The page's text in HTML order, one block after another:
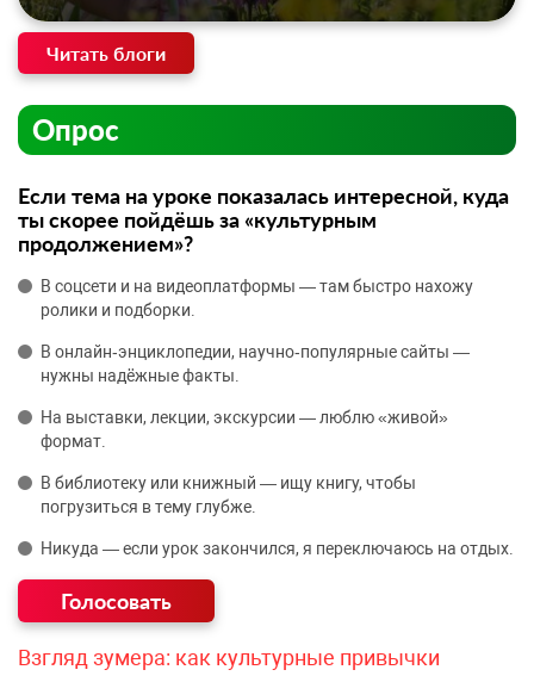
Читать блоги
Опрос
Если тема на уроке показалась интересной, куда
ты скорее пойдёшь за «культурным
продолжением»?
В соцсети и на видеоплатформы — там быстро нахожу
ролики и подборки.
В онлайн‑энциклопедии, научно‑популярные сайты —
нужны надёжные факты.
На выставки, лекции, экскурсии — люблю «живой»
формат.
В библиотеку или книжный — ищу книгу, чтобы
погрузиться в тему глубже.
Никуда — если урок закончился, я переключаюсь на отдых.
Взгляд зумера: как культурные привычки